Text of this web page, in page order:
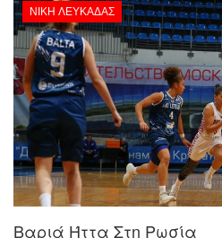
ΝΊΚΗ ΛΕΥΚΆΔΑΣ
Βαριά Ήττα Στη Ρωσία